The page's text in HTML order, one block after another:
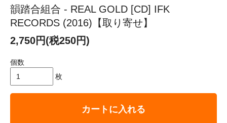
韻踏合組合 - REAL GOLD [CD] IFK
RECORDS (2016)【取り寄せ】
2,750円(税250円)
個数
枚
カートに入れる